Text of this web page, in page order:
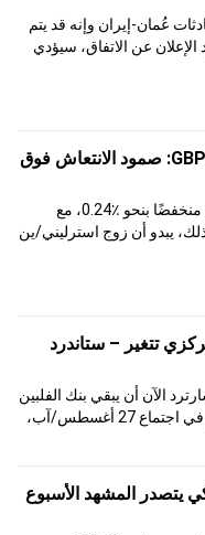
عُمان-إيران وإنه قد يتم
الإعلان عن الاتفاق، سيؤدي
توقعات أسعار زوج استرليني/ين GBP/JPY: صمود الانتعاش فوق
يتراجع الجنيه الإسترليني مقابل الين الياباني، منخفضًا بنحو ٪0.24، مع
ذلك، يبدو أن زوج استرليني/ين
تتغير – ستاندرد
الآن أن يبقي بنك الفلبين
المركزي (BSP) على سعر الفائدة دون تغيير في اجتماع 27 أغسطس/آب،
يتصدر المشهد الأسبوع